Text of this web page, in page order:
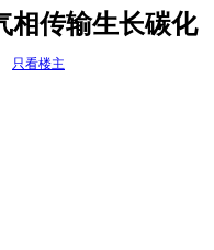
相传输生长碳化
只看楼主